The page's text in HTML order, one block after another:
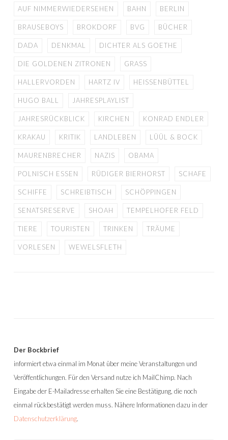
AUF NIMMERWIEDERSEHEN BAHN BERLIN
BRAUSEBOYS BROKDORF BVG BÜCHER
DADA DENKMAL DICHTER ALS GOETHE
DIE GOLDENEN ZITRONEN GRASS
HALLERVORDEN HARTZ IV HEISSENBÜTTEL
HUGO BALL JAHRESPLAYLIST
JAHRESRÜCKBLICK KIRCHEN KONRAD ENDLER
KRAKAU KRITIK LANDLEBEN LÜÜL & BOCK
MAURENBRECHER NAZIS OBAMA
POLNISCH ESSEN RÜDIGER BIERHORST SCHAFE
SCHIFFE SCHREIBTISCH SCHÖPPINGEN
SENATSRESERVE SHOAH TEMPELHOFER FELD
TIERE TOURISTEN TRINKEN TRÄUME
VORLESEN WEWELSFLETH
Der Bockbrief
informiert etwa einmal im Monat über meine Veranstaltungen und
Veröffentlichungen. Für den Versand nutze ich MailChimp. Nach
Eingabe der E-Mailadresse erhalten Sie eine Bestätigung, die noch
einmal rückbestätigt werden muss. Nähere Informationen dazu in der
Datenschutzerklärung.